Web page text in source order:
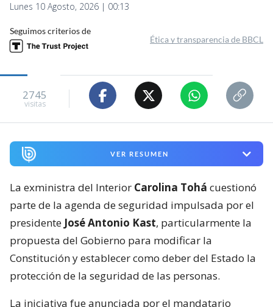
Lunes 10 Agosto, 2026 | 00:13
Seguimos criterios de
Ética y transparencia de BBCL
2745
visitas
VER RESUMEN
La exministra del Interior Carolina Tohá cuestionó
parte de la agenda de seguridad impulsada por el
presidente José Antonio Kast, particularmente la
propuesta del Gobierno para modificar la
Constitución y establecer como deber del Estado la
protección de la seguridad de las personas.
La iniciativa fue anunciada por el mandatario